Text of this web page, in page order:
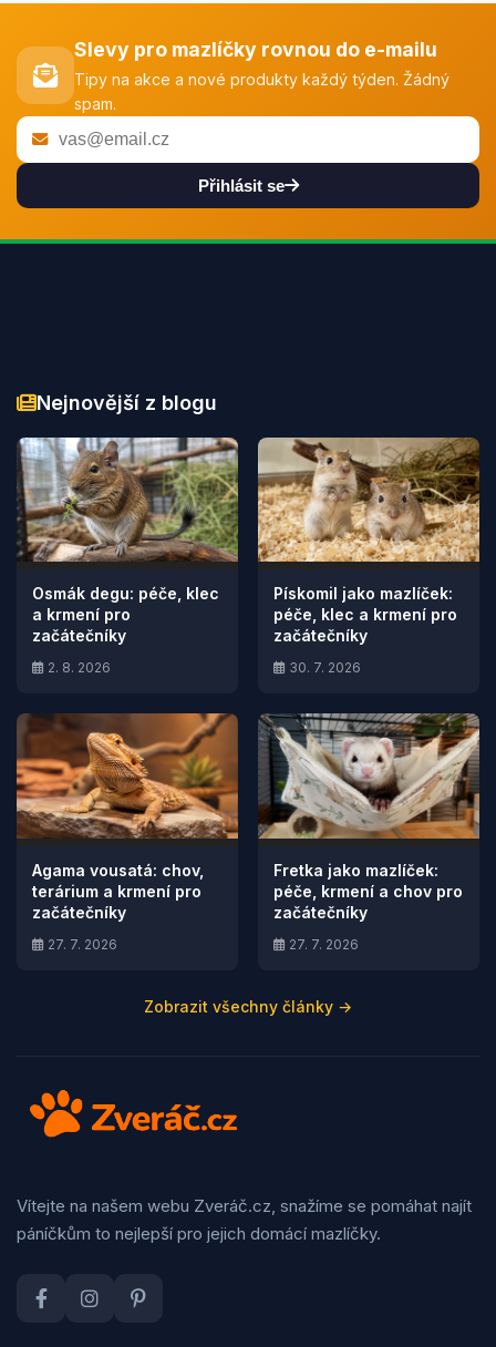
Slevy pro mazlíčky rovnou do e-mailu
Tipy na akce a nové produkty každý týden. Žádný
spam.
Přihlásit se
Nejnovější z blogu
Osmák degu: péče, klec
a krmení pro
začátečníky
2. 8. 2026
Pískomil jako mazlíček:
péče, klec a krmení pro
začátečníky
30. 7. 2026
Agama vousatá: chov,
terárium a krmení pro
začátečníky
27. 7. 2026
Fretka jako mazlíček:
péče, krmení a chov pro
začátečníky
27. 7. 2026
Zobrazit všechny články →
Vítejte na našem webu Zveráč.cz, snažíme se pomáhat najít
páníčkům to nejlepší pro jejich domácí mazlíčky.